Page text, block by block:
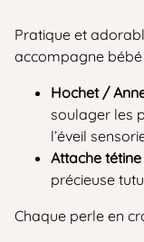
Pratique et
accompagne
Hochet /
soulager les
l’éveil
Attache tétine
précieuse
Chaque perle en